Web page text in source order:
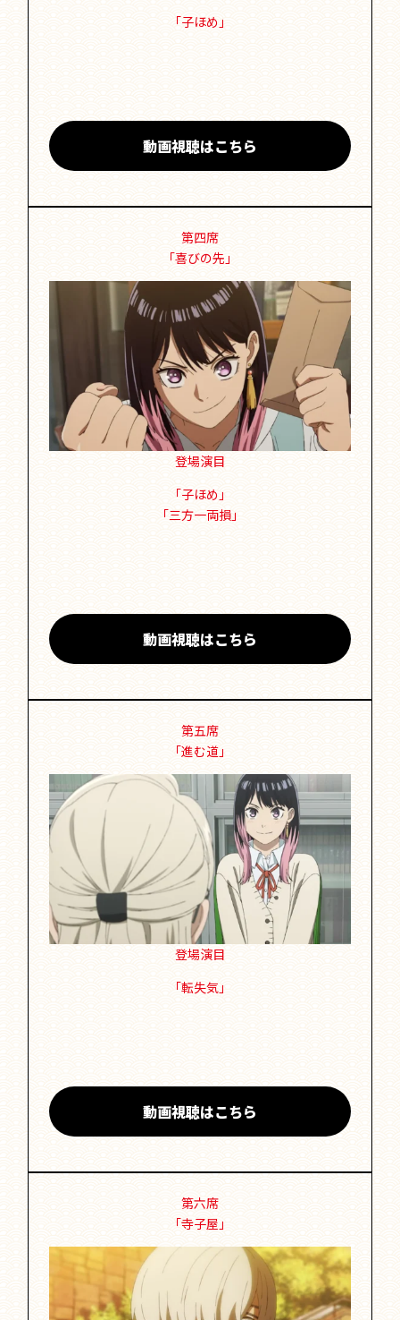
「子ほめ」
動画視聴はこちら
第四席
「喜びの先」
登場演目
「子ほめ」
「三方一両損」
動画視聴はこちら
第五席
「進む道」
登場演目
「転失気」
動画視聴はこちら
第六席
「寺子屋」